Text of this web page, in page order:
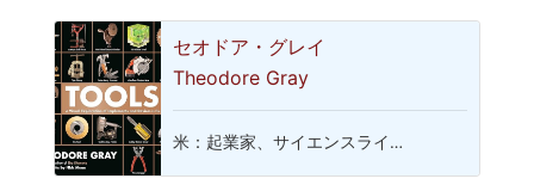
セオドア・グレイ
Theodore Gray
米：起業家、サイエンスライ…